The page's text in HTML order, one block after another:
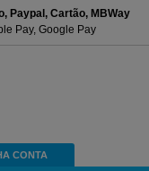
Paypal, Cartão, MBWay
Pay, Google Pay
CONTA